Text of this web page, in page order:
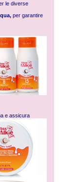
le diverse
per garantire
e assicura